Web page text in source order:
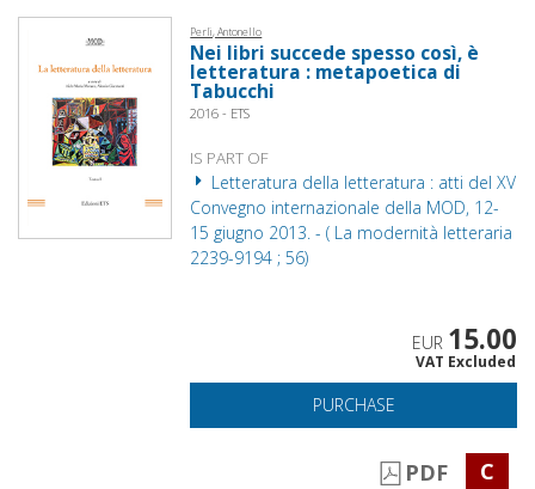
Perli, Antonello
Nei libri succede spesso così, è
letteratura : metapoetica di
Tabucchi
2016 - ETS
IS PART OF
Letteratura della letteratura : atti del XV
Convegno internazionale della MOD, 12-
15 giugno 2013. - ( La modernità letteraria
2239-9194 ; 56)
EUR 15.00
VAT Excluded
PURCHASE
PDF C